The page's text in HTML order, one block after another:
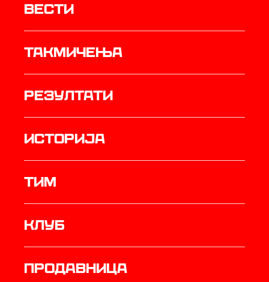
Вести
Такмичења
резултати
историја
ТИМ
Клуб
продавница